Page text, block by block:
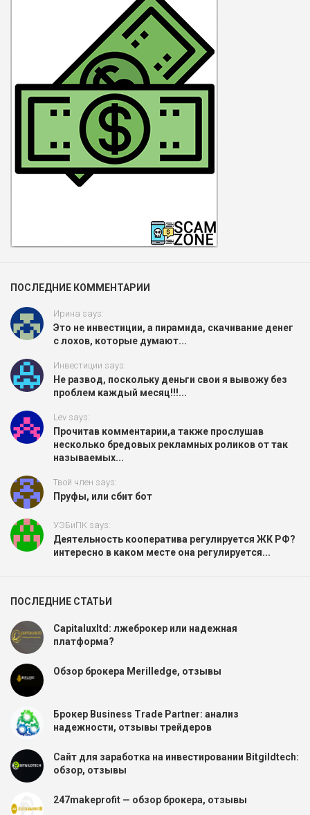
ПОСЛЕДНИЕ КОММЕНТАРИИ
Ирина says:
Это не инвестиции, а пирамида, скачивание денег
с лохов, которые думают...
Инвестиции says:
Не развод, поскольку деньги свои я вывожу без
проблем каждый месяц!!!...
Lev says:
Прочитав комментарии,а также прослушав
несколько бредовых рекламных роликов от так
называемых...
Твой член says:
Пруфы, или сбит бот
УЭБиПК says:
Деятельность кооператива регулируется ЖК РФ?
интересно в каком месте она регулируется...
ПОСЛЕДНИЕ СТАТЬИ
Capitaluxltd: лжеброкер или надежная
платформа?
Обзор брокера Merilledge, отзывы
Брокер Business Trade Partner: анализ
надежности, отзывы трейдеров
Сайт для заработка на инвестировании Bitgildtech:
обзор, отзывы
247makeprofit — обзор брокера, отзывы